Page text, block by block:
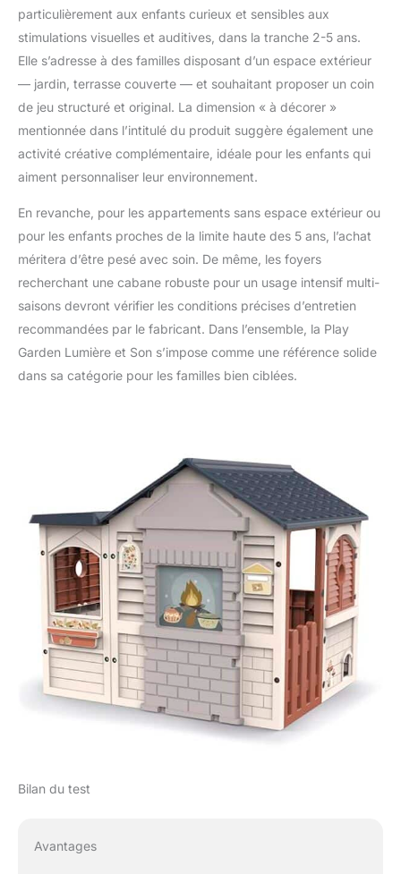
particulièrement aux enfants curieux et sensibles aux
stimulations visuelles et auditives, dans la tranche 2-5 ans.
Elle s’adresse à des familles disposant d’un espace extérieur
— jardin, terrasse couverte — et souhaitant proposer un coin
de jeu structuré et original. La dimension « à décorer »
mentionnée dans l’intitulé du produit suggère également une
activité créative complémentaire, idéale pour les enfants qui
aiment personnaliser leur environnement.
En revanche, pour les appartements sans espace extérieur ou
pour les enfants proches de la limite haute des 5 ans, l’achat
méritera d’être pesé avec soin. De même, les foyers
recherchant une cabane robuste pour un usage intensif multi-
saisons devront vérifier les conditions précises d’entretien
recommandées par le fabricant. Dans l’ensemble, la Play
Garden Lumière et Son s’impose comme une référence solide
dans sa catégorie pour les familles bien ciblées.
Bilan du test
Avantages